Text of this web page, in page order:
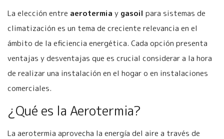
La elección entre aerotermia y gasoil para sistemas de
climatización es un tema de creciente relevancia en el
ámbito de la eficiencia energética. Cada opción presenta
ventajas y desventajas que es crucial considerar a la hora
de realizar una instalación en el hogar o en instalaciones
comerciales.
¿Qué es la Aerotermia?
La aerotermia aprovecha la energía del aire a través de